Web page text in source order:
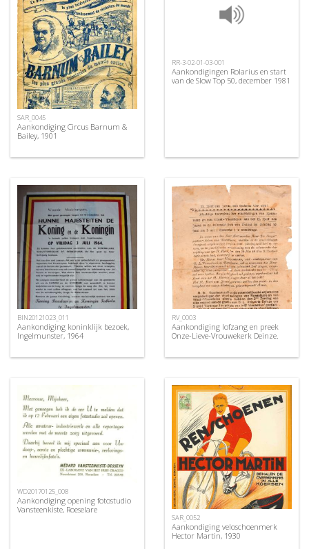
SAR_0045
Aankondiging Circus Barnum &
Bailey, 1901
RR-3-02-01-03-001
Aankondigingen Rolarius en start
van de Slow Top 50, december 1981
BIN20121023_011
Aankondiging koninklijk bezoek,
Ingelmunster, 1964
RV_0003
Aankondiging lofzang en preek
Onze-Lieve-Vrouwekerk Deinze.
WD20170125_008
Aankondiging opening fotostudio
Vansteenkiste, Roeselare
SAR_0052
Aankondiging veloschoenmerk
Hector Martin, 1930